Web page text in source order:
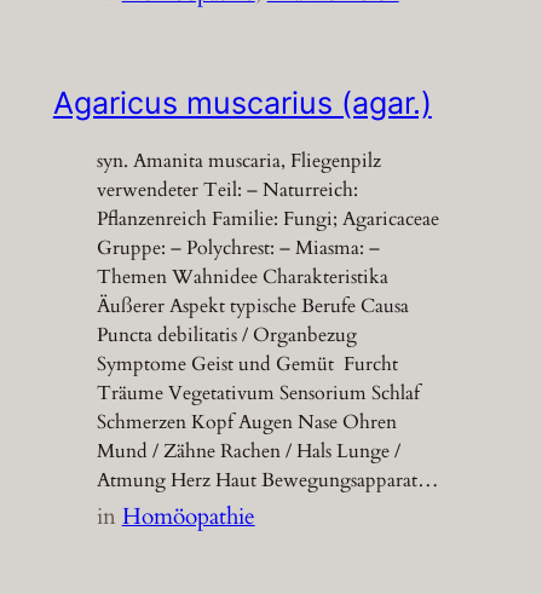
Agaricus muscarius (agar.)
syn. Amanita muscaria, Fliegenpilz
verwendeter Teil: – Naturreich:
Pflanzenreich Familie: Fungi; Agaricaceae
Gruppe: – Polychrest: – Miasma: –
Themen Wahnidee Charakteristika
Äußerer Aspekt typische Berufe Causa
Puncta debilitatis / Organbezug
Symptome Geist und Gemüt Furcht
Träume Vegetativum Sensorium Schlaf
Schmerzen Kopf Augen Nase Ohren
Mund / Zähne Rachen / Hals Lunge /
Atmung Herz Haut Bewegungsapparat…
inHomöopathie